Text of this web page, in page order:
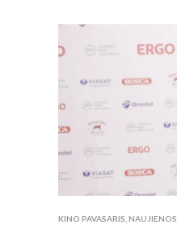
KINO PAVASARIS NAUJIENOS